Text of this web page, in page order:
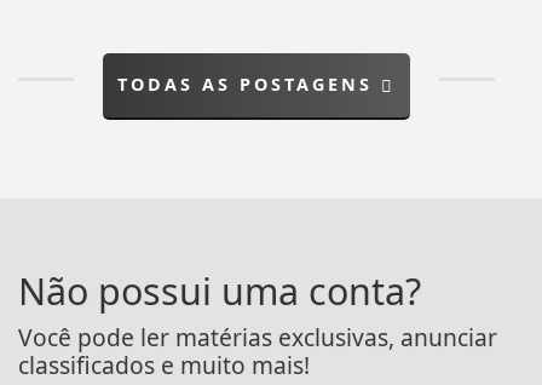
TODAS AS POSTAGENS
Não possui uma conta?
Você pode ler matérias exclusivas, anunciar
classificados e muito mais!